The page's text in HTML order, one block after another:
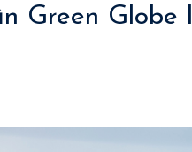
Green